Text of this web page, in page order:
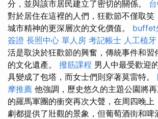
分，並與該市居民建立了密切的關係。
對於居住在這裡的人們，狂歡節不僅取笑
城市精神的更深層次的文化價值。 buffet
簽證 長照中心 單人房 考記帳士 人工植牙
活是取決於狂歡節的興奮，傳統事件和習
的文化遺產。 撥筋課程 男人中最受歡迎
具變成了包塔，而女士們則穿著莫雷特。
摩推薦 他強調，歷史悠久的主題公園將
的羅馬軍團的衝突再次大聲，在周四晚上
劇都提供了壯觀的景象，但葡萄酒街和啤